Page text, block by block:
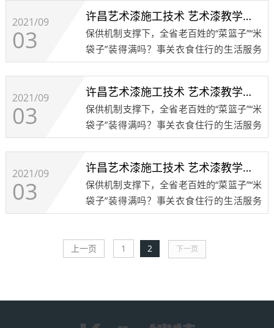
都红旗连锁、京东西南分公司等政府部门、
行业协......
2021/09
03
许昌艺术漆施工技术 艺术漆教学培训 艺术涂料注意事项3
保供机制支撑下，全省老百姓的“菜篮子”“米
袋子”装得满吗？事关衣食住行的生活服务
何时才能恢复正常？发布会上，省商务厅、
都红旗连锁、京东西南分公司等政府部门、
行业协......
2021/09
03
许昌艺术漆施工技术 艺术漆教学培训 艺术涂料注意事项2
保供机制支撑下，全省老百姓的“菜篮子”“米
袋子”装得满吗？事关衣食住行的生活服务
何时才能恢复正常？发布会上，省商务厅、
都红旗连锁、京东西南分公司等政府部门、
行业协......
2021/09
03
许昌艺术漆施工技术 艺术漆教学培训 艺术涂料注意事项1
保供机制支撑下，全省老百姓的“菜篮子”“米
袋子”装得满吗？事关衣食住行的生活服务
何时才能恢复正常？发布会上，省商务厅、
都红旗连锁、京东西南分公司等政府部门、
上一页 1 2 下一页